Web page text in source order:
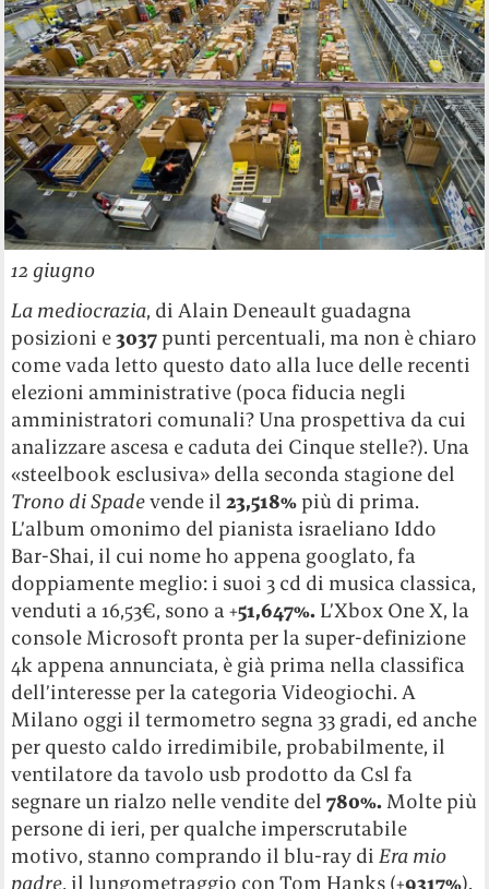
12 giugno
La mediocrazia, di Alain Deneault guadagna
posizioni e3037 punti percentuali, ma non è chiaro
come vada letto questo dato alla luce delle recenti
elezioni amministrative (poca fiducia negli
amministratori comunali? Una prospettiva da cui
analizzare ascesa e caduta dei Cinque stelle?). Una
«steelbook esclusiva» della seconda stagione del
Trono di Spadevende il 23,518% più di prima.
L’album omonimo del pianista israeliano Iddo
Bar-Shai, il cui nome ho appena googlato, fa
doppiamente meglio: i suoi 3 cd di musica classica,
venduti a 16,53€, sono a +51,647%. L’Xbox One X, la
console Microsoft pronta per la super-definizione
4k appena annunciata, è già prima nella classifica
dell’interesse per la categoria Videogiochi. A
Milano oggi il termometro segna 33 gradi, ed anche
per questo caldo irredimibile, probabilmente, il
ventilatore da tavolo usb prodotto da Csl fa
segnare un rialzo nelle vendite del780%.Molte più
persone di ieri, per qualche imperscrutabile
motivo, stanno comprando il blu-ray diEra mio
padre, il lungometraggio con Tom Hanks (+9317%).